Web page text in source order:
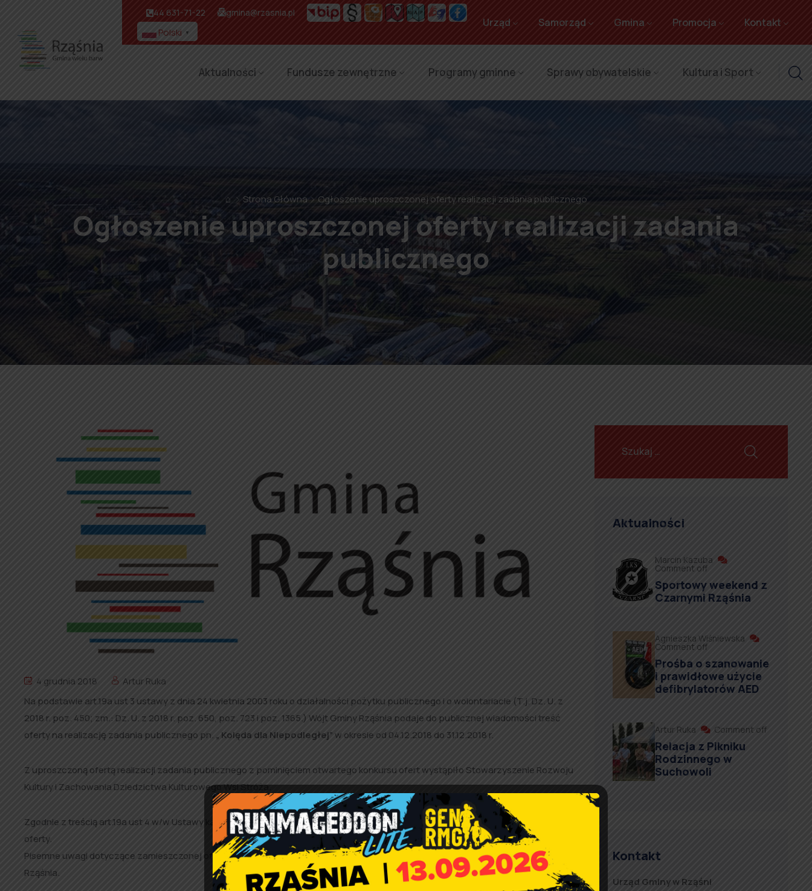
44 631-71-22 gmina@rzasnia.pl
Polski ▼
Urząd Samorząd Gmina Promocja Kontakt
Aktualności Fundusze zewnętrzne Programy gminne Sprawy obywatelskie Kultura i Sport
⌂ Strona Główna Ogłoszenie uproszczonej oferty realizacji zadania publicznego
Ogłoszenie uproszczonej oferty realizacji zadania
publicznego
4 grudnia 2018
Artur Ruka
Na podstawie art.19a ust 3 ustawy z dnia 24 kwietnia 2003 roku o działalności pożytku publicznego i o wolontariacie (T.j. Dz. U. z
2018 r. poz. 450; zm.: Dz. U. z 2018 r. poz. 650, poz. 723 i poz. 1365.) Wójt Gminy Rząśnia podaje do publicznej wiadomości treść
oferty na realizację zadania publicznego pn. „ Kolęda dla Niepodległej” w okresie od 04.12.2018 do 31.12.2018 r.
Z uproszczoną ofertą realizacji zadania publicznego z pominięciem otwartego konkursu ofert wystąpiło Stowarzyszenie Rozwoju
Kultury i Zachowania Dziedzictwa Kulturowego Wsi Stróża.
Zgodnie z treścią art.19a ust 4 w/w Ustawy każdy w terminie 7 dni od dnia zamieszczenia oferty może zgłosić uwagi dotyczące
oferty.
Pisemne uwagi dotyczące zamieszczonej oferty należy składać w sekretariacie Urzędu Gminy w Rząśni, ul. Kościuszki 16, 98-332
Rząśnia.
Aktualności
Marcin Kazuba
Comment off
Sportowy weekend z
Czarnymi Rząśnia
Agnieszka Wiśniewska
Comment off
Prośba o szanowanie
i prawidłowe użycie
defibrylatorów AED
Artur Ruka Comment off
Relacja z Pikniku
Rodzinnego w
Suchowoli
Kontakt
Urząd Gminy w Rząśni